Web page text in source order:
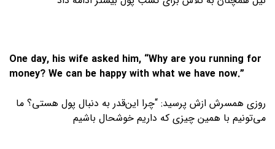
One day, his wife asked him, “Why are you running for
money? We can be happy with what we have now.”
روزی همسرش ازش پرسید: “چرا این‌قدر به دنبال پول هستی؟ ما
می‌تونیم با همین چیزی که داریم خوشحال باشیم